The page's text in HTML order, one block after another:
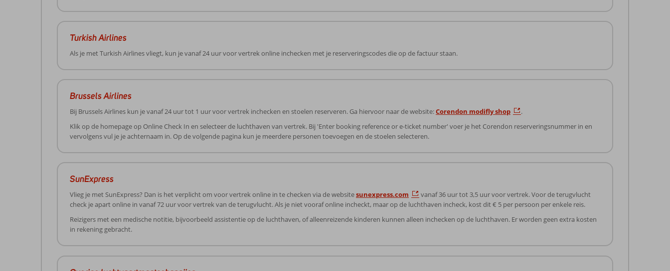
Turkish Airlines
Als je met Turkish Airlines vliegt, kun je vanaf 24 uur voor vertrek online inchecken met je reserveringscodes die op de factuur staan.
Brussels Airlines
Bij Brussels Airlines kun je vanaf 24 uur tot 1 uur voor vertrek inchecken en stoelen reserveren. Ga hiervoor naar de website:Corendon modifly shop
.
Klik op de homepage op Online Check In en selecteer de luchthaven van vertrek. Bij 'Enter booking reference or e-ticket number' voer je het Corendon reserveringsnummer in en
vervolgens vul je je achternaam in. Op de volgende pagina kun je meerdere personen toevoegen en de stoelen selecteren.
SunExpress
Vlieg je met SunExpress? Dan is het verplicht om voor vertrek online in te checken via de websitesunexpress.com
vanaf 36 uur tot 3,5 uur voor vertrek. Voor de terugvlucht
check je apart online in vanaf 72 uur voor vertrek van de terugvlucht. Als je niet vooraf online incheckt, maar op de luchthaven incheck, kost dit € 5 per persoon per enkele reis.
Reizigers met een medische notitie, bijvoorbeeld assistentie op de luchthaven, of alleenreizende kinderen kunnen alleen inchecken op de luchthaven. Er worden geen extra kosten
in rekening gebracht.